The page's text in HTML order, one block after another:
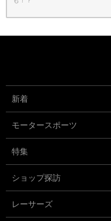
新着
モータースポーツ
特集
ショップ探訪
レーサーズ